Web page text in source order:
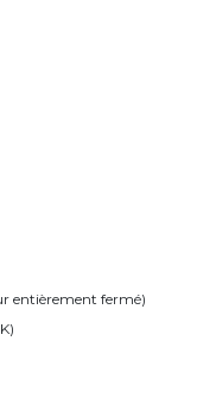
entièrement fermé)